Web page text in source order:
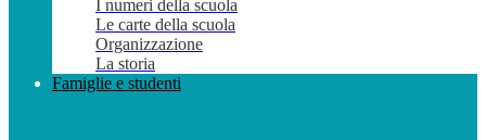
I numeri della scuola
Le carte della scuola
Organizzazione
La storia
Famiglie e studenti